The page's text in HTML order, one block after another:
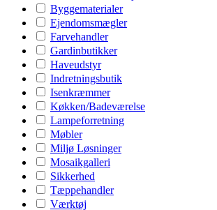
Byggematerialer
Ejendomsmægler
Farvehandler
Gardinbutikker
Haveudstyr
Indretningsbutik
Isenkræmmer
Køkken/Badeværelse
Lampeforretning
Møbler
Miljø Løsninger
Mosaikgalleri
Sikkerhed
Tæppehandler
Værktøj